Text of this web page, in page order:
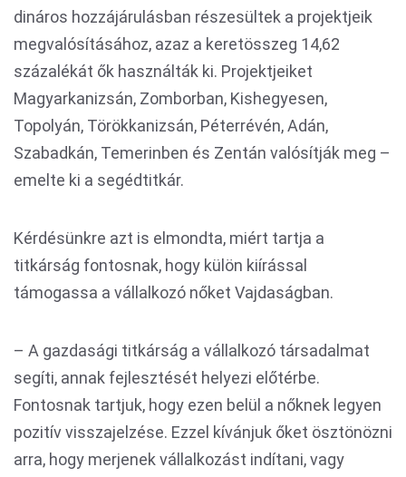
dináros hozzájárulásban részesültek a projektjeik
megvalósításához, azaz a keretösszeg 14,62
százalékát ők használták ki. Projektjeiket
Magyarkanizsán, Zomborban, Kishegyesen,
Topolyán, Törökkanizsán, Péterrévén, Adán,
Szabadkán, Temerinben és Zentán valósítják meg –
emelte ki a segédtitkár.
Kérdésünkre azt is elmondta, miért tartja a
titkárság fontosnak, hogy külön kiírással
támogassa a vállalkozó nőket Vajdaságban.
– A gazdasági titkárság a vállalkozó társadalmat
segíti, annak fejlesztését helyezi előtérbe.
Fontosnak tartjuk, hogy ezen belül a nőknek legyen
pozitív visszajelzése. Ezzel kívánjuk őket ösztönözni
arra, hogy merjenek vállalkozást indítani, vagy